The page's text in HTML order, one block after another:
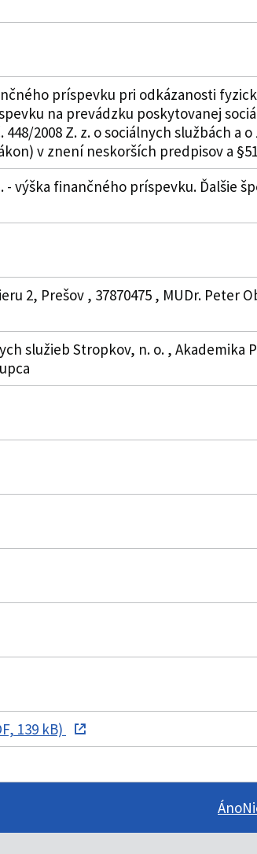
príspevku pri odkázanosti
na prevádzku poskytovanej
2008 Z. z. o sociálnych službách a
v znení neskorších predpisov a
výška finančného príspevku. Ďalšie
2, Prešov , 37870475 , MUDr. Peter
služieb Stropkov, n. o. , Akademika
139 kB)
Áno